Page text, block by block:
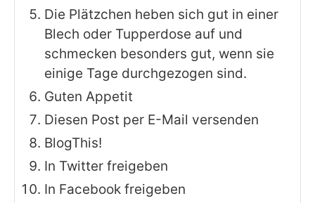
Die Plätzchen heben sich gut in einer
Blech oder Tupperdose auf und
schmecken besonders gut, wenn sie
einige Tage durchgezogen sind.
Guten Appetit
Diesen Post per E-Mail versenden
BlogThis!
In Twitter freigeben
In Facebook freigeben